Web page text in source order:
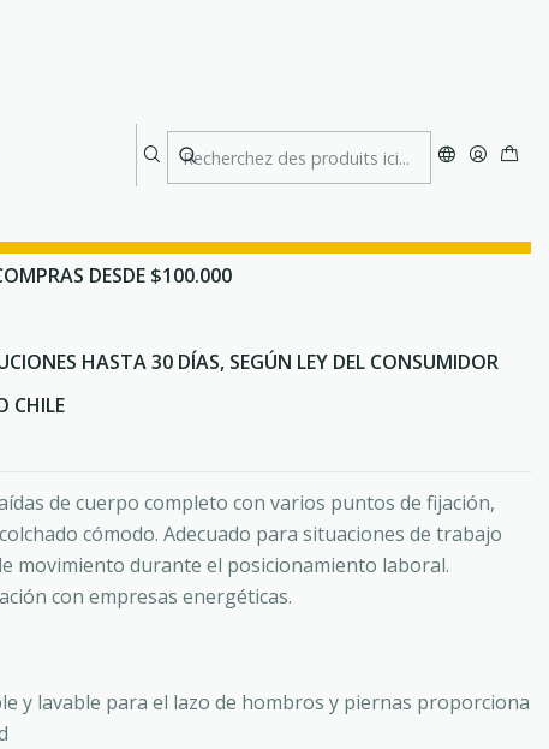
Energy Speed
DESDE $100.000
HASTA 30 DÍAS, SEGÚN LEY DEL CONSUMIDOR
CHILE
de cuerpo completo con varios puntos de fijación,
cómodo. Adecuado para situaciones de trabajo
movimiento durante el posicionamiento laboral.
con empresas energéticas.
y lavable para el lazo de hombros y piernas proporciona